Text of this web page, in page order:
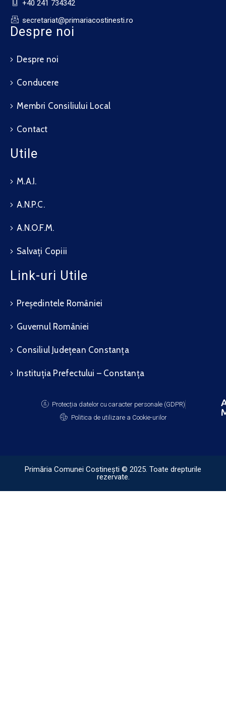
+40 241 734342
secretariat@primariacostinesti.ro​
Despre noi
Despre noi
Conducere
Membri Consiliului Local
Contact
Utile
M.A.I.
A.N.P.C.
A.N.O.F.M.
Salvați Copiii
Link-uri Utile
Președintele României
Guvernul României
Consiliul Județean Constanța
Instituția Prefectului – Constanța
Protecția datelor cu caracter personale (GDPR)
Politica de utilizare a Cookie-urilor
Primăria Comunei Costinești © 2025. Toate drepturile
rezervate.